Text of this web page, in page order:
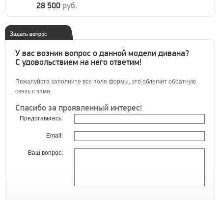
28 500 руб.
Задать вопрос
У вас возник вопрос о данной модели дивана?
С удовольствием на него ответим!
Пожалуйста заполните все поля формы, это облегчит обратную
связь с вами.
Спасибо за проявленный интерес!
Представьтесь:
Email:
Ваш вопрос: